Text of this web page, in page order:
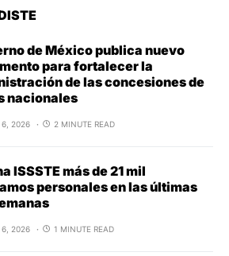
de México publica nuevo
para fortalecer la
de las concesiones de
nacionales
6, 2026 2 MINUTE READ
ISSSTE más de 21 mil
personales en las últimas
6, 2026 1 MINUTE READ